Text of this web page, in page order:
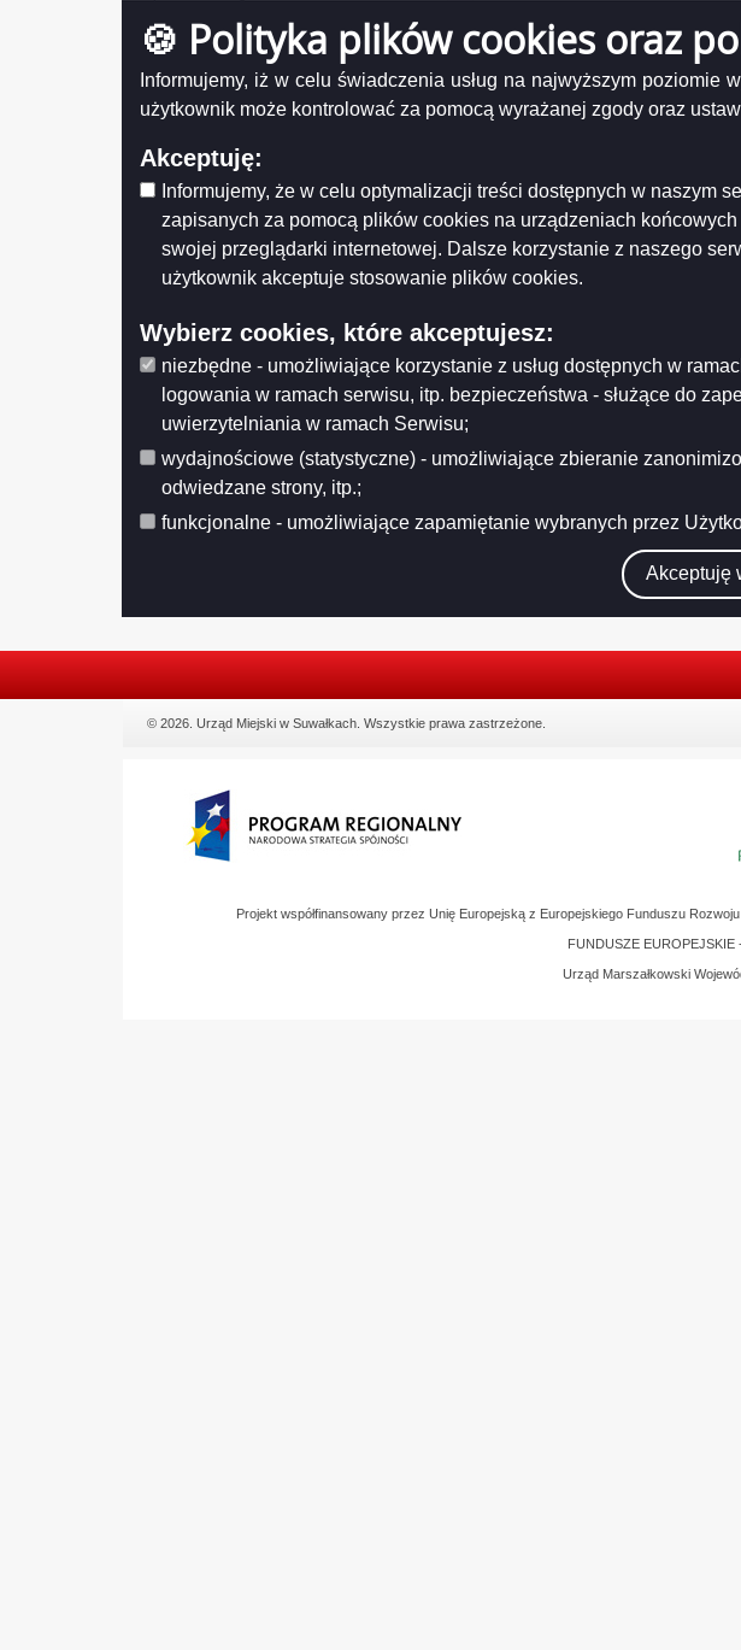
🍪 Polityka plików cookies oraz
Informujemy, iż w celu świadczenia usług na najwyższym
użytkownik może kontrolować za pomocą wyrażanej zgody oraz
Akceptuję:
Informujemy, że w celu optymalizacji treści dostępnych w naszym
zapisanych za pomocą plików cookies na urządzeniach
swojej przeglądarki internetowej. Dalsze korzystanie z naszego
użytkownik akceptuje stosowanie plików cookies.
Wybierz cookies, które akceptujesz:
niezbędne - umożliwiające korzystanie z usług dostępnych w
logowania w ramach serwisu, itp. bezpieczeństwa - służące do
uwierzytelniania w ramach Serwisu;
wydajnościowe (statystyczne) - umożliwiające zbieranie
odwiedzane strony, itp.;
funkcjonalne - umożliwiające zapamiętanie wybranych przez
Akceptuję
Zarządzenia Prezydenta Miasta
Porozumienia
Statut Miasta
Licznik odwiedzin
Odwiedzana: 1193742
Administracja
Otwarte dane
XML
maj
czerwiec
lipiec
wrzesień
październik
listopad
grudzień
Udostępniający:
Wytwarzający/odpowiadający:
Data wytworzenia:2016-05-16
Radosław Jabłoński
Data modyfikacji:
2025-03-27
Opublikował:Radosław Jabłoński
© 2026. Urząd Miejski w Suwałkach. Wszystkie prawa zastrzeżone.
Projekt współfinansowany przez Unię Europejską z Europejskiego Funduszu
FUNDUSZE
Urząd Marszałkowski